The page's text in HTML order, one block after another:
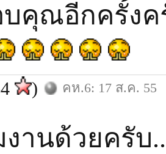
คุณอีกครั้ง
) คห.6: 17 ส.ค. 55
านด้วยครับ